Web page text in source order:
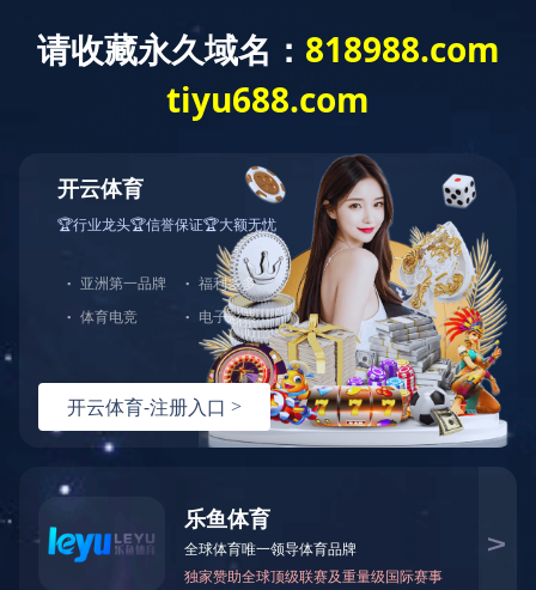
可能原因：
您没有将此域名或IP绑定到对应站点!
配置文件未生效!
检查是否已经绑定到对应站点，若确认已绑定，请尝试重载Web
检查端口是否正确；
若您使用了CDN产品，请尝试清除CDN缓存；
普通网站访客，请联系网站管理员；